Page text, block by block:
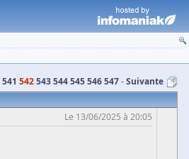
541 542543544545546547 Suivante
Le 13/06/2025 à 20:05